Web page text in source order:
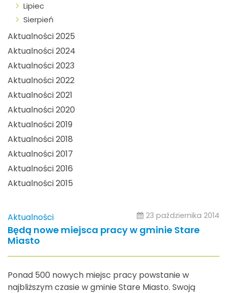
Lipiec
Sierpień
Aktualności 2025
Aktualności 2024
Aktualności 2023
Aktualności 2022
Aktualności 2021
Aktualności 2020
Aktualności 2019
Aktualności 2018
Aktualności 2017
Aktualności 2016
Aktualności 2015
Aktualności 23 października 2014
Będą nowe miejsca pracy w gminie Stare
Miasto
Ponad 500 nowych miejsc pracy powstanie w
najbliższym czasie w gminie Stare Miasto. Swoją